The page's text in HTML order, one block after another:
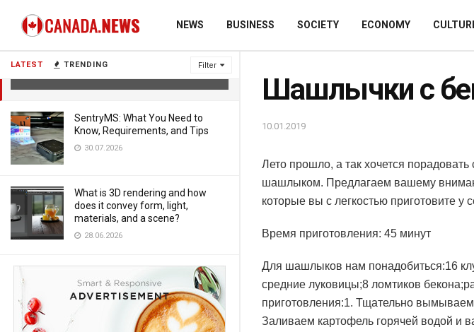
LATEST TRENDING Filter
SentryMS: What You Need to
Know, Requirements, and Tips
30.07.2026
What is 3D rendering and how
does it convey form, light,
materials, and a scene?
28.06.2026
NEWS BUSINESS SOCIETY ECONOMY
Шашлычки с
10.01.2019
Лето прошло, а так хочется
шашлыком. Предлагаем вашему
которые вы с легкостью приготовите у
Время приготовления: 45 минут
Для шашлыков нам понадобиться:16
средние луковицы;8 ломтиков
приготовления:1. Тщательно
Заливаем картофель горячей водой и